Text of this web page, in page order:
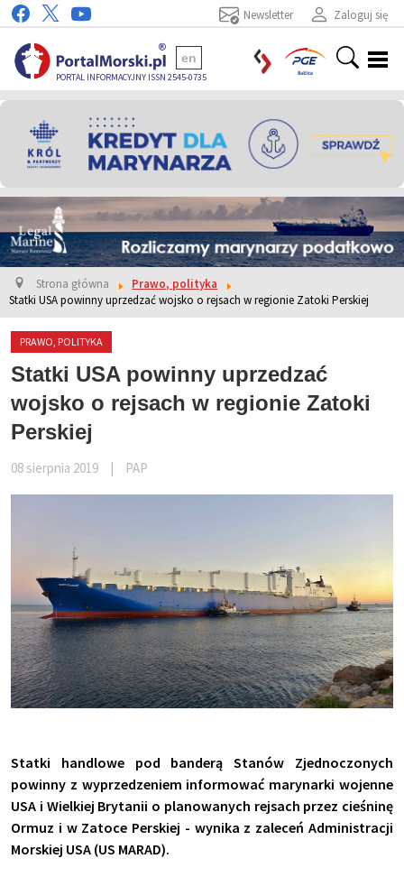
Zaloguj się
Newsletter
PORTAL INFORMACYJNY ISSN 2545-0735
en
Strona główna
Prawo, polityka
Statki USA powinny uprzedzać wojsko o rejsach w regionie Zatoki Perskiej
PRAWO, POLITYKA
Statki USA powinny uprzedzać
wojsko o rejsach w regionie Zatoki
Perskiej
08 sierpnia 2019 PAP
Statki handlowe pod banderą Stanów Zjednoczonych
powinny z wyprzedzeniem informować marynarki wojenne
USA i Wielkiej Brytanii o planowanych rejsach przez cieśninę
Ormuz i w Zatoce Perskiej - wynika z zaleceń Administracji
Morskiej USA (US MARAD).